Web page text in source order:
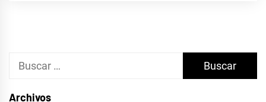
Buscar:
Archivos